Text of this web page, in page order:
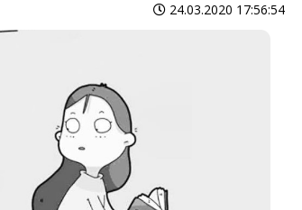
24.03.2020 17:56:54